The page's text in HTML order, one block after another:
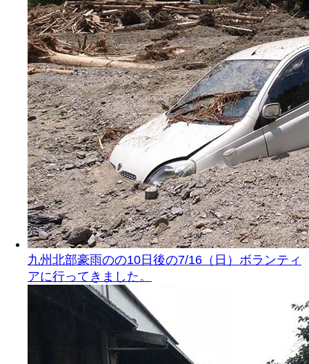
九州北部豪雨のの10日後の7/16（日）ボランティ
アに行ってきました。